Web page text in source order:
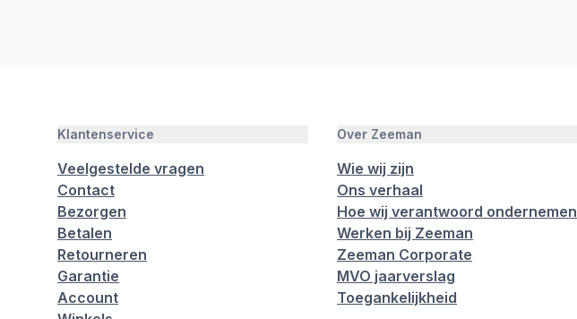
Klantenservice
Veelgestelde vragen
Contact
Bezorgen
Betalen
Retourneren
Garantie
Account
Over Zeeman
Wie wij zijn
Ons verhaal
Hoe wij verantwoord ondernemen
Werken bij Zeeman
Zeeman Corporate
MVO jaarverslag
Toegankelijkheid